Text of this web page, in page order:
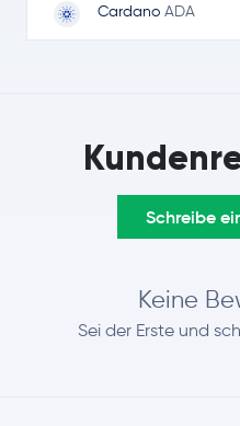
Cardano ADA
Cosmos ATOM
Solana SOL
Schreibe
Keine
Sei der Erste und